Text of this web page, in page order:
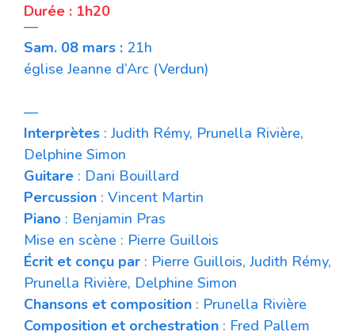
Durée : 1h20
—
Sam. 08 mars : 21h
église Jeanne d’Arc (Verdun)
—
Interprètes : Judith Rémy, Prunella Rivière,
Delphine Simon
Guitare : Dani Bouillard
Percussion : Vincent Martin
Piano : Benjamin Pras
Mise en scène : Pierre Guillois
Écrit et conçu par : Pierre Guillois, Judith Rémy,
Prunella Rivière, Delphine Simon
Chansons et composition : Prunella Rivière
Composition et orchestration : Fred Pallem